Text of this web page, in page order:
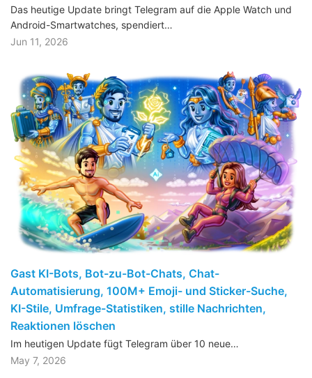
Das heutige Update bringt Telegram auf die Apple Watch und
Android-Smartwatches, spendiert…
Jun 11, 2026
Gast KI-Bots, Bot-zu-Bot-Chats, Chat-
Automatisierung, 100M+ Emoji- und Sticker-Suche,
KI-Stile, Umfrage-Statistiken, stille Nachrichten,
Reaktionen löschen
Im heutigen Update fügt Telegram über 10 neue…
May 7, 2026